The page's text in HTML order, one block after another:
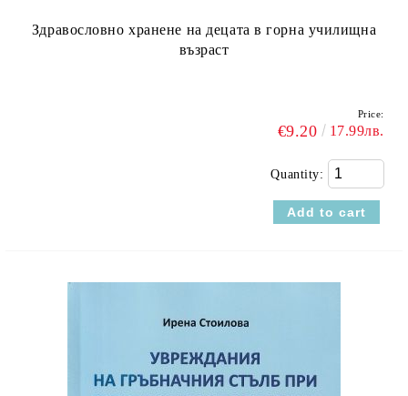
Здравословно хранене на децата в горна училищна
възраст
Price:
€9.20 17.99лв.
Quantity: